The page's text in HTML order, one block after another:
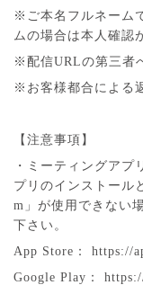
※ご本名フルネーム
ムの場合は本人確認
※配信URLの第三者
※お客様都合による
【注意事項】
・ミーティングアプ
プリのインストール
m」が使用できない
下さい。
App Store： https://
Google Play：